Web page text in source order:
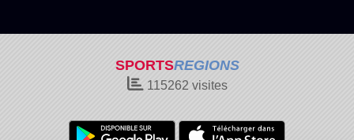
SPORTSREGIONS
115262 visites